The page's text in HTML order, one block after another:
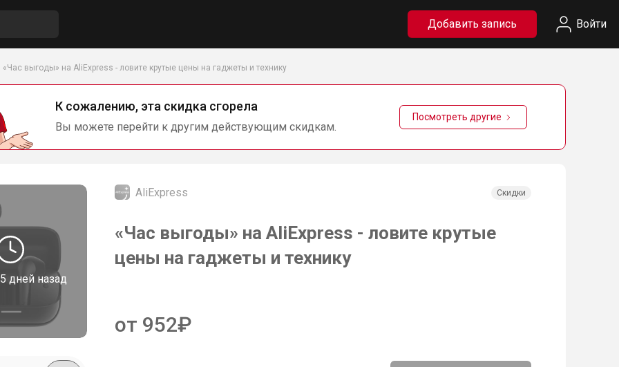
Добавить запись Войти
«Час выгоды» на AliExpress - ловите крутые цены на гаджеты и технику
К сожалению, эта скидка сгорела
Вы можете перейти к другим действующим скидкам.
Посмотреть другие
5 дней назад
AliExpress Скидки
«Час выгоды» на AliExpress - ловите крутые
цены на гаджеты и технику
от 952₽